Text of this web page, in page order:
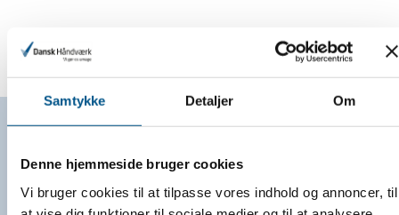
Samtykke Detaljer Om
Denne hjemmeside bruger cookies
Vi bruger cookies til at tilpasse vores indhold og annoncer, til